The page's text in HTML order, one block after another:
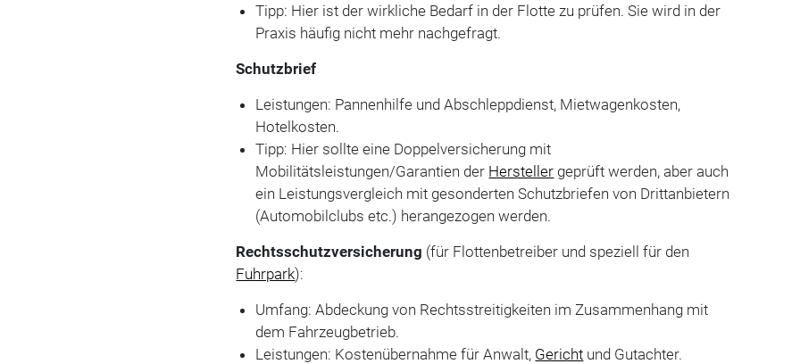
Tipp: Hier ist der wirkliche Bedarf in der Flotte zu prüfen. Sie wird in der
Praxis häufig nicht mehr nachgefragt.
Schutzbrief
Leistungen: Pannenhilfe und Abschleppdienst, Mietwagenkosten,
Hotelkosten.
Tipp: Hier sollte eine Doppelversicherung mit
Mobilitätsleistungen/Garantien der Hersteller geprüft werden, aber auch
ein Leistungsvergleich mit gesonderten Schutzbriefen von Drittanbietern
(Automobilclubs etc.) herangezogen werden.
Rechtsschutzversicherung (für Flottenbetreiber und speziell für den
Fuhrpark):
Umfang: Abdeckung von Rechtsstreitigkeiten im Zusammenhang mit
dem Fahrzeugbetrieb.
Leistungen: Kostenübernahme für Anwalt, Gericht und Gutachter.